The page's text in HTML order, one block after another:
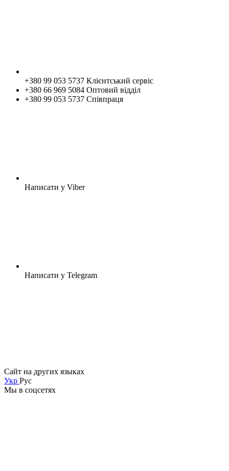
+380 99 053 5737 Клієнтський сервіс
+380 66 969 5084 Оптовий відділ
+380 99 053 5737 Співпраця
Написати у Viber
Написати у Telegram
Сайт на других языках
Укр Рус
Мы в соцсетях